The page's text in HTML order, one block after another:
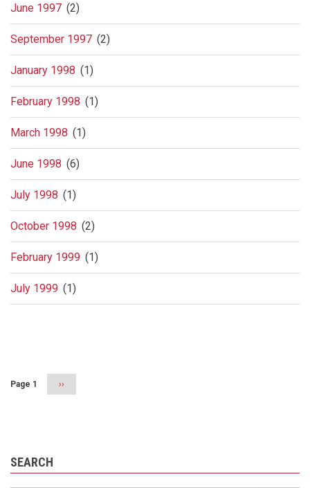
June 1997 (2)
September 1997 (2)
January 1998 (1)
February 1998 (1)
March 1998 (1)
June 1998 (6)
July 1998 (1)
October 1998 (2)
February 1999 (1)
July 1999 (1)
Page 1
Next
››
SEARCH